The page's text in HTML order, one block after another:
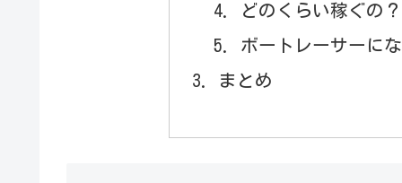
どのくらい稼ぐの？
ボートレーサーに
まとめ